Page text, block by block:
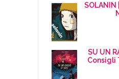
SOLANIN
SU UN
Consigli